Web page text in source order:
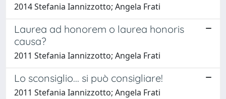
2014 Stefania Iannizzotto; Angela Frati
Laurea ad honorem o laurea honoris
causa?
2011 Stefania Iannizzotto; Angela Frati
Lo sconsiglio... si può consigliare!
2011 Stefania Iannizzotto; Angela Frati